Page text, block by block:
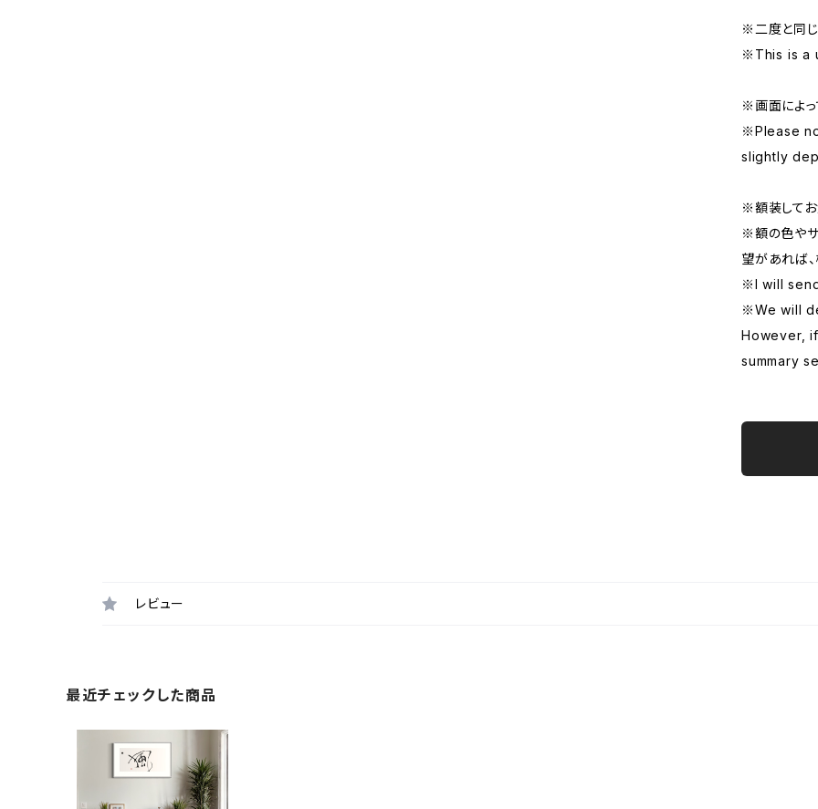
※二度と同
※This is a
※画面によっ
※Please
slightly
※額装してお
※額の色やサ
望があれば
※I will
※We will
However,
summary
レビュー
最近チェックした商品